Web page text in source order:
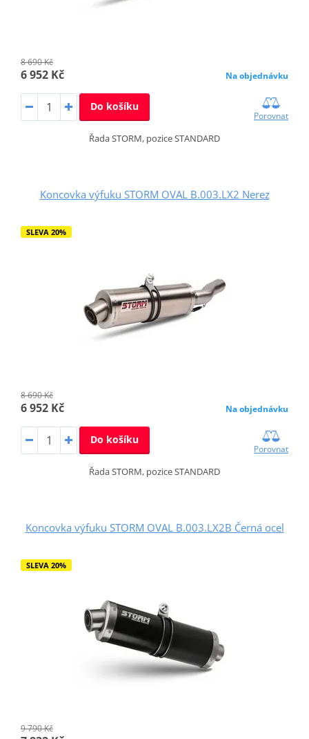
8 690 Kč
6 952 Kč Na objednávku
Do košíku
Porovnat
Řada STORM, pozice STANDARD
Koncovka výfuku STORM OVAL B.003.LX2 Nerez
SLEVA 20%
8 690 Kč
6 952 Kč Na objednávku
Do košíku
Porovnat
Řada STORM, pozice STANDARD
Koncovka výfuku STORM OVAL B.003.LX2B Černá ocel
SLEVA 20%
9 790 Kč